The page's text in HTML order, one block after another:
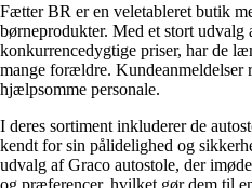
Fætter BR er en veletableret butik
børneprodukter. Med et stort
konkurrencedygtige priser, har de
mange forældre. Kundeanmeldelser
hjælpsomme personale.
I deres sortiment inkluderer de
kendt for sin pålidelighed og
udvalg af Graco autostole, der
og præferencer, hvilket gør dem til